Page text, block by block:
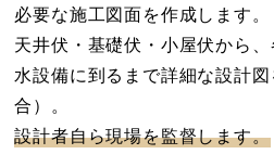
必要な施工図面を作成します。
天井伏・基礎伏・小屋伏から
水設備に到るまで詳細な設計
合）。
設計者自ら現場を監督します。